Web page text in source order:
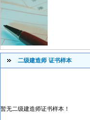
二级建造师 证书样本
暂无二级建造师证书样本！